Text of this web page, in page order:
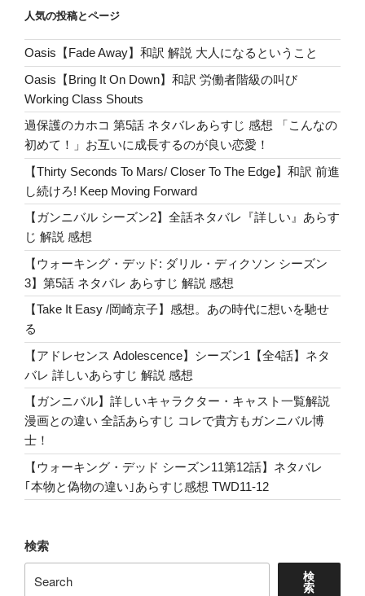
Horizon】
Fala
“Amo”
愛
の
形”
の
a
e
ss
er e
b
o
o
k
人気の投稿とページ
Oasis【Fade Away】和訳 解説 大人になるということ
Oasis【Bring It On Down】和訳 労働者階級の叫び
Working Class Shouts
過保護のカホコ 第5話 ネタバレあらすじ 感想 「こんなの
初めて！」お互いに成長するのが良い恋愛！
【Thirty Seconds To Mars/ Closer To The Edge】和訳 前進
し続けろ! Keep Moving Forward
【ガンニバル シーズン2】全話ネタバレ『詳しい』あらす
じ 解説 感想
【ウォーキング・デッド: ダリル・ディクソン シーズン
3】第5話 ネタバレ あらすじ 解説 感想
【Take It Easy /岡崎京子】感想。あの時代に想いを馳せ
る
【アドレセンス Adolescence】シーズン1【全4話】ネタ
バレ 詳しいあらすじ 解説 感想
【ガンニバル】詳しいキャラクター・キャスト一覧解説
漫画との違い 全話あらすじ コレで貴方もガンニバル博
士！
【ウォーキング・デッド シーズン11第12話】ネタバレ
｢本物と偽物の違い｣あらすじ感想 TWD11-12
検索
検
索